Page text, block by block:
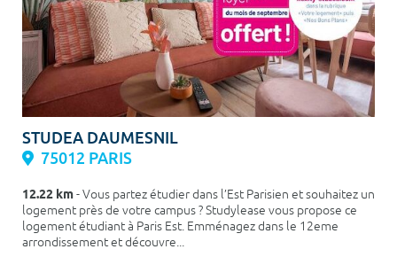
STUDEA DAUMESNIL
75012 PARIS
12.22 km- Vous partez étudier dans l’Est Parisien et souhaitez un
logement près de votre campus ? Studylease vous propose ce
logement étudiant à Paris Est. Emménagez dans le 12eme
arrondissement et découvre...